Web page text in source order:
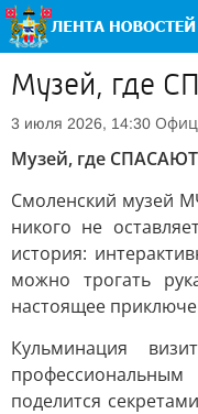
Музей, где
3 июля 2026, 14:30
Музей, где СПАСАЮТ
Смоленский музей
никого не
история:
можно трогать
настоящее
Кульминация
поделится